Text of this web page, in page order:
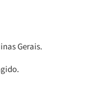
Gerais.